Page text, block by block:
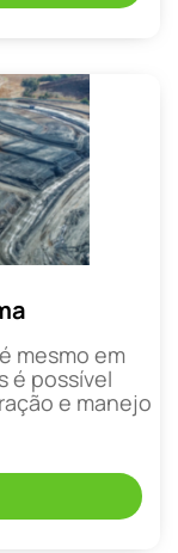
mesmo em
é possível
e manejo